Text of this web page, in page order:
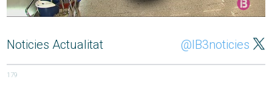
Noticies Actualitat @IB3noticies
179